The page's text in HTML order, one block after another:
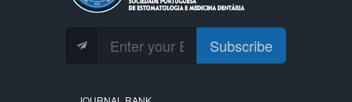
Subscribe